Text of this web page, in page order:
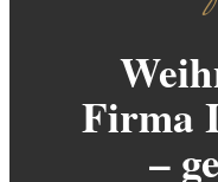
Firma
–